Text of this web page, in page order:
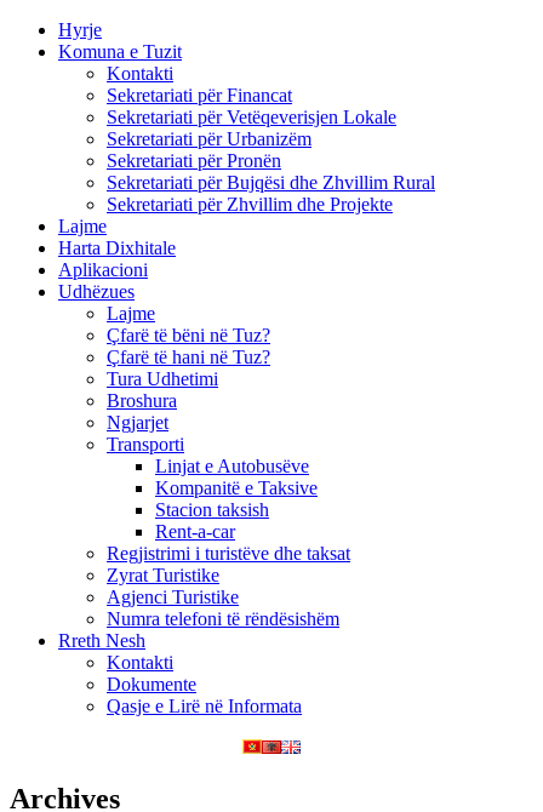
Hyrje
Komuna e Tuzit
Kontakti
Sekretariati për Financat
Sekretariati për Vetëqeverisjen Lokale
Sekretariati për Urbanizëm
Sekretariati për Pronën
Sekretariati për Bujqësi dhe Zhvillim Rural
Sekretariati për Zhvillim dhe Projekte
Lajme
Harta Dixhitale
Aplikacioni
Udhëzues
Lajme
Çfarë të bëni në Tuz?
Çfarë të hani në Tuz?
Tura Udhetimi
Broshura
Ngjarjet
Transporti
Linjat e Autobusëve
Kompanitë e Taksive
Stacion taksish
Rent-a-car
Regjistrimi i turistëve dhe taksat
Zyrat Turistike
Agjenci Turistike
Numra telefoni të rëndësishëm
Rreth Nesh
Kontakti
Dokumente
Qasje e Lirë në Informata
Archives